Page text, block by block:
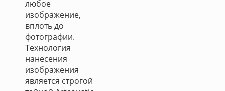
любое
изображение,
вплоть до
фотографии.
Технология
нанесения
изображения
является строгой